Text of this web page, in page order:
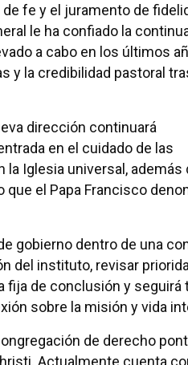
fe y el juramento de
le ha confiado la
a cabo en los últimos
y la credibilidad pastoral
dirección continuará
en el cuidado de las
Iglesia universal,
el Papa Francisco
gobierno dentro de una
del instituto, revisar
de conclusión y seguirá
sobre la misión y vida
de derecho